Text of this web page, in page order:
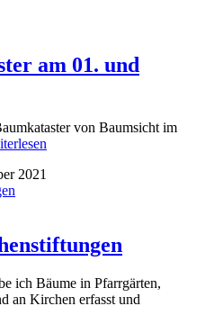
am 01. und
von Baumsicht im
2021
ich Bäume in Pfarrgärten,
an Kirchen erfasst und